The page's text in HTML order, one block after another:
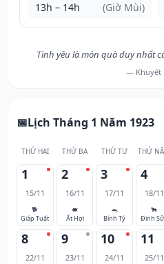
13h – 14h (Giờ Mùi)
Tình yêu là món quà duy nhất
— Khuyết
Lịch Tháng 1 Năm 1923
THỨ HAI THỨ BA THỨ TƯ THỨ
1
15/11
🐕
Giáp Tuất
2
16/11
🐖
Ất Hợi
3
17/11
🐀
Bính Tý
4
18/11
🐂
Đinh
8
22/11
9
23/11
10
24/11
11
25/11